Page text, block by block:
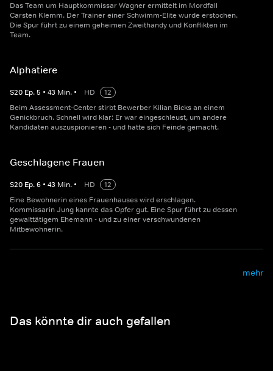
Das Team um Hauptkommissar Wagner ermittelt im Mordfall
Carsten Klemm. Der Trainer einer Schwimm-Elite wurde erstochen.
Die Spur führt zu einem geheimen Zweithandy und Konflikten im
Team.
Alphatiere
S20 Ep.5 • 43 Min. • HD
12
Beim Assessment-Center stirbt Bewerber Kilian Bicks an einem
Genickbruch. Schnell wird klar: Er war eingeschleust, um andere
Kandidaten auszuspionieren - und hatte sich Feinde gemacht.
Geschlagene Frauen
S20 Ep.6 • 43 Min. • HD
12
Eine Bewohnerin eines Frauenhauses wird erschlagen.
Kommissarin Jung kannte das Opfer gut. Eine Spur führt zu dessen
gewalttätigem Ehemann - und zu einer verschwundenen
Mitbewohnerin.
mehr
Das könnte dir auch gefallen